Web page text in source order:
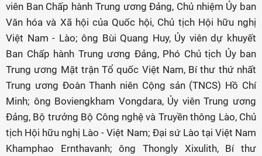
viên Ban Chấp hành Trung ương Đảng, Chủ nhiệm Ủy ban
Văn hóa và Xã hội của Quốc hội, Chủ tịch Hội hữu nghị
Việt Nam - Lào; ông Bùi Quang Huy, Ủy viên dự khuyết
Ban Chấp hành Trung ương Đảng, Phó Chủ tịch Ủy ban
Trung ương Mặt trận Tổ quốc Việt Nam, Bí thư thứ nhất
Trung ương Đoàn Thanh niên Cộng sản (TNCS) Hồ Chí
Minh; ông Boviengkham Vongdara, Ủy viên Trung ương
Đảng, Bộ trưởng Bộ Công nghệ và Truyền thông Lào, Chủ
tịch Hội hữu nghị Lào - Việt Nam; Đại sứ Lào tại Việt Nam
Khamphao Ernthavanh; ông Thongly Xixulith, Bí thư